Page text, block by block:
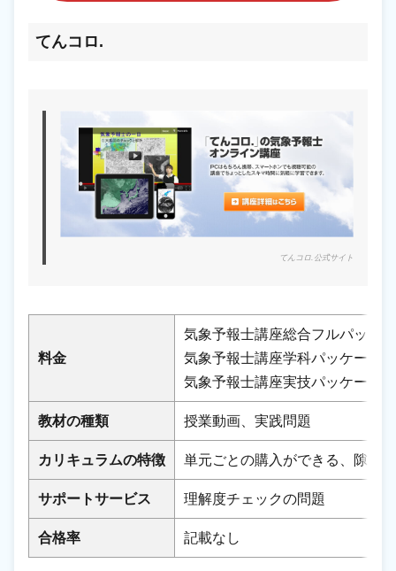
てんコロ.
てんコロ.公式サイト
料金
気象予報士講座総合フルパッケ
気象予報士講座学科パッケージ
気象予報士講座実技パッケージ
教材の種類 授業動画、実践問題
カリキュラムの特徴 単元ごとの購入ができる、隙間
サポートサービス 理解度チェックの問題
合格率 記載なし